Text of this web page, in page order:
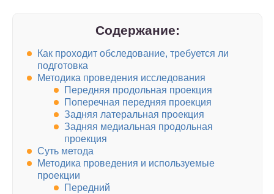
Содержание:
Как проходит обследование, требуется ли
подготовка
Методика проведения исследования
Передняя продольная проекция
Поперечная передняя проекция
Задняя латеральная проекция
Задняя медиальная продольная
проекция
Суть метода
Методика проведения и используемые
проекции
Передний